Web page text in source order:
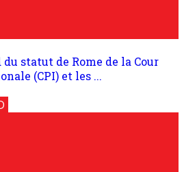
statut de Rome de la Cour
(CPI) et les ...